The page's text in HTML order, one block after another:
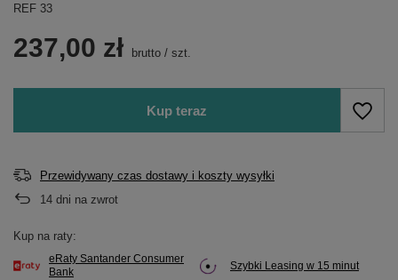
REF 33
237,00 zł brutto / szt.
Kup teraz
Przewidywany czas dostawy i koszty wysyłki
14 dni na zwrot
Kup na raty:
eRaty Santander Consumer
Bank
Szybki Leasing w 15 minut